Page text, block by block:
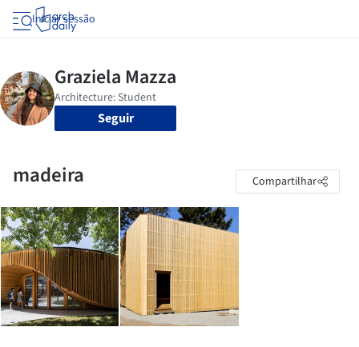
Iniciar sessão
Seguir
madeira Compartilhar